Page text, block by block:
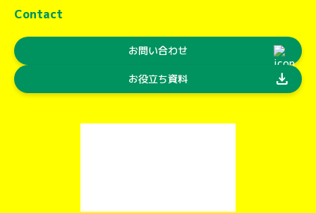
Contact
お問い合わせ
お役立ち資料 download